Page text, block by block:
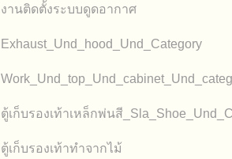
งานติดตั้งระบบดูดอากาศ
Exhaust_Und_hood_Und_Category
ตู้เก็บรองเท้าเหล็กพ่นสี
ตู้เก็บรองเท้าทำจากไม้